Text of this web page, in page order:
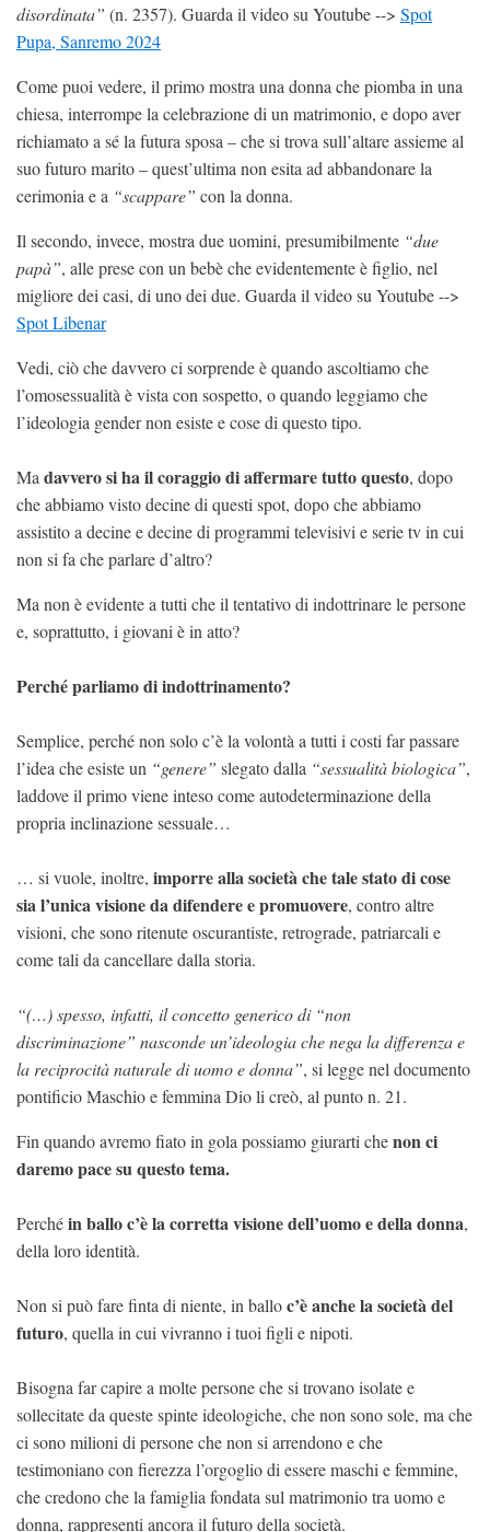
disordinata” (n. 2357). Guarda il video su Youtube --> Spot
Pupa, Sanremo 2024
Come puoi vedere, il primo mostra una donna che piomba in una
chiesa, interrompe la celebrazione di un matrimonio, e dopo aver
richiamato a sé la futura sposa – che si trova sull’altare assieme al
suo futuro marito – quest’ultima non esita ad abbandonare la
cerimonia e a “scappare” con la donna.
Il secondo, invece, mostra due uomini, presumibilmente “due
papà”, alle prese con un bebè che evidentemente è figlio, nel
migliore dei casi, di uno dei due. Guarda il video su Youtube -->
Spot Libenar
Vedi, ciò che davvero ci sorprende è quando ascoltiamo che
l’omosessualità è vista con sospetto, o quando leggiamo che
l’ideologia gender non esiste e cose di questo tipo.
Ma davvero si ha il coraggio di affermare tutto questo, dopo
che abbiamo visto decine di questi spot, dopo che abbiamo
assistito a decine e decine di programmi televisivi e serie tv in cui
non si fa che parlare d’altro?
Ma non è evidente a tutti che il tentativo di indottrinare le persone
e, soprattutto, i giovani è in atto?
Perché parliamo di indottrinamento?
Semplice, perché non solo c’è la volontà a tutti i costi far passare
l’idea che esiste un “genere” slegato dalla “sessualità biologica”,
laddove il primo viene inteso come autodeterminazione della
propria inclinazione sessuale…
… si vuole, inoltre, imporre alla società che tale stato di cose
sia l’unica visione da difendere e promuovere, contro altre
visioni, che sono ritenute oscurantiste, retrograde, patriarcali e
come tali da cancellare dalla storia.
“(…) spesso, infatti, il concetto generico di “non
discriminazione” nasconde un’ideologia che nega la differenza e
la reciprocità naturale di uomo e donna”, si legge nel documento
pontificio Maschio e femmina Dio li creò, al punto n. 21.
Fin quando avremo fiato in gola possiamo giurarti chenon ci
daremo pace su questo tema.
Perchéin ballo c’è la corretta visione dell’uomo e della donna,
della loro identità.
Non si può fare finta di niente, in balloc’è anche la società del
futuro, quella in cui vivranno i tuoi figli e nipoti.
Bisogna far capire a molte persone che si trovano isolate e
sollecitate da queste spinte ideologiche, che non sono sole, ma che
ci sono milioni di persone che non si arrendono e che
testimoniano con fierezza l’orgoglio di essere maschi e femmine,
che credono che la famiglia fondata sul matrimonio tra uomo e
donna, rappresenti ancora il futuro della società.